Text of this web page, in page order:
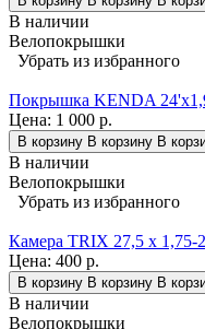
В наличии
Велопокрышки
Убрать из избранного
Покрышка KENDA
Цена: 1 000 р.
В корзину В корзину В
В наличии
Велопокрышки
Убрать из избранного
Камера TRIX 27,5 x 1,75-
Цена: 400 р.
В корзину В корзину В
В наличии
Велопокрышки